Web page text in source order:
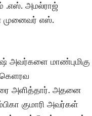
.எஸ். அமல்ராஜ்
முனைவர் எஸ்.
மாண்புமிகு
கெளரவ
அளித்தார். அதனை
குமாரி அவர்கள்